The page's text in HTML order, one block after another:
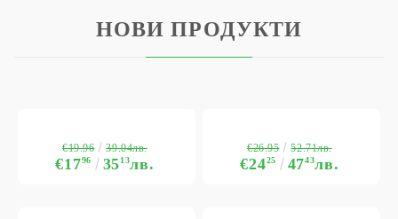
НОВИ ПРОДУКТИ
€1796 3513лв.
€19.96 39.04лв.
€2425 4743лв.
€26.95 52.71лв.